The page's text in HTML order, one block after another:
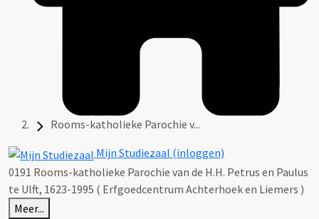
Rooms-katholieke Parochie v...
Mijn Studiezaal (inloggen)
0191 Rooms-katholieke Parochie van de H.H. Petrus en Paulus
te Ulft, 1623-1995 ( Erfgoedcentrum Achterhoek en Liemers )
Meer...